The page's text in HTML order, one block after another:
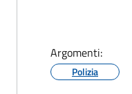
Argomenti:
Polizia